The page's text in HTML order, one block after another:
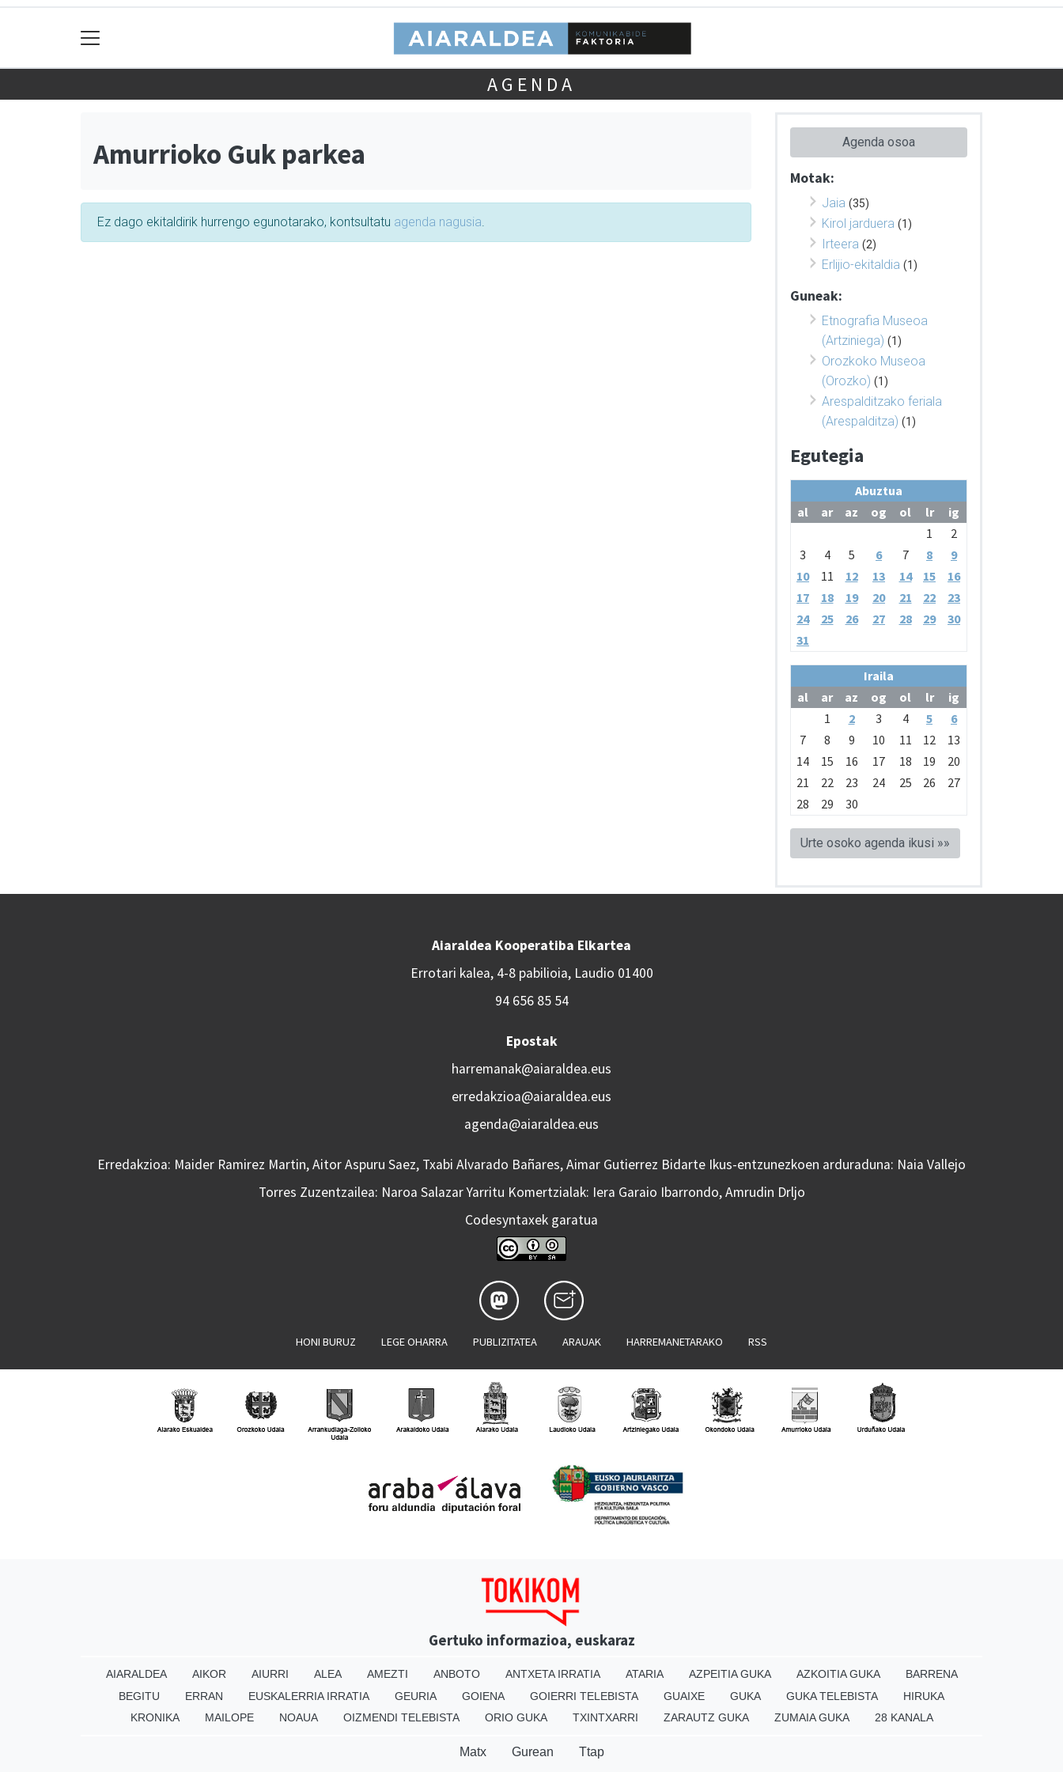
AGENDA
Amurrioko Guk parkea
Ez dago ekitaldirik hurrengo egunotarako, kontsultatu agenda nagusia.
Agenda osoa
Motak:
Jaia (35)
Kirol jarduera (1)
Irteera (2)
Erlijio-ekitaldia (1)
Guneak:
Etnografia Museoa
(Artziniega) (1)
Orozkoko Museoa
(Orozko) (1)
Arespalditzako feriala
(Arespalditza) (1)
Egutegia
Abuztua
al
ar az og ol lr
ig
1
2
3
4 5 6 7 8
9
10
11 12 13 14 15
16
17
18 19 20 21 22
23
24
25 26 27 28 29
30
31
Iraila
al
ar az og ol lr
ig
1
2 3 4 5
6
7
8 9 10 11 12
13
14
15 16 17 18 19
20
21
22 23 24 25 26
27
28
29 30
Urte osoko agenda ikusi »»
Aiaraldea Kooperatiba Elkartea
Errotari kalea, 4-8 pabilioia, Laudio 01400
94 656 85 54
Epostak
harremanak@aiaraldea.eus
erredakzioa@aiaraldea.eus
agenda@aiaraldea.eus
Erredakzioa: Maider Ramirez Martin, Aitor Aspuru Saez, Txabi Alvarado Bañares, Aimar Gutierrez Bidarte Ikus-entzunezkoen arduraduna: Naia Vallejo
Torres Zuzentzailea: Naroa Salazar Yarritu Komertzialak: Iera Garaio Ibarrondo, Amrudin Drljo
Codesyntaxek garatua
HONI BURUZ LEGE OHARRA PUBLIZITATEA ARAUAK HARREMANETARAKO RSS
Gertuko informazioa, euskaraz
AIARALDEA AIKOR AIURRI ALEA AMEZTI ANBOTO ANTXETA IRRATIA ATARIA AZPEITIA GUKA AZKOITIA GUKA
BARRENA
BEGITU
ERRAN EUSKALERRIA IRRATIA GEURIA GOIENA GOIERRI TELEBISTA GUAIXE GUKA GUKA TELEBISTA
HIRUKA
KRONIKA
MAILOPE NOAUA OIZMENDI TELEBISTA ORIO GUKA TXINTXARRI ZARAUTZ GUKA ZUMAIA GUKA 28 KANALA
Matx Gurean Ttap